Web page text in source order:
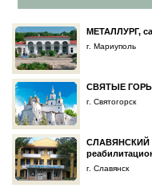
МЕТАЛЛУРГ,
г. Мариуполь
СВЯТЫЕ
г. Святогорск
СЛАВЯНСКИЙ
г. Славянск